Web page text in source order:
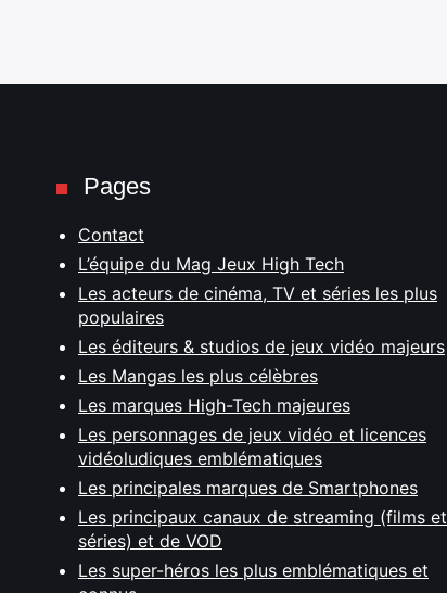
Pages
Contact
L’équipe du Mag Jeux High Tech
Les acteurs de cinéma, TV et séries les plus
populaires
Les éditeurs & studios de jeux vidéo majeurs
Les Mangas les plus célèbres
Les marques High-Tech majeures
Les personnages de jeux vidéo et licences
vidéoludiques emblématiques
Les principales marques de Smartphones
Les principaux canaux de streaming (films et
séries) et de VOD
Les super-héros les plus emblématiques et